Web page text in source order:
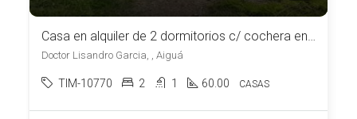
Casa en alquiler de 2 dormitorios c/ cochera en Aiguá
Doctor Lisandro Garcia, , Aiguá
TIM-10770 2 1 60.00 CASAS